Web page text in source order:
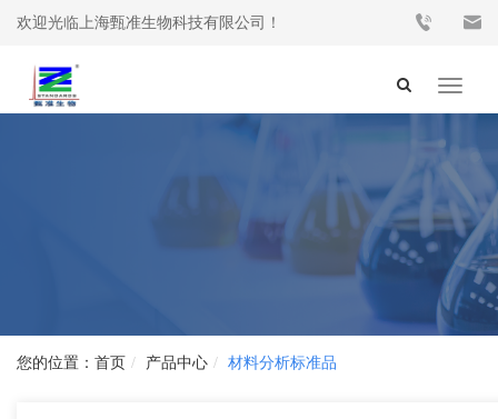
欢迎光临上海甄准生物科技有限公司！
Toggle
首页 产品中心 材料分析标准品